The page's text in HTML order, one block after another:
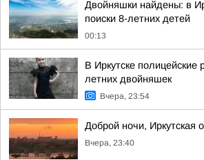
Двойняшки найдены: в
поиски 8-летних детей
00:13
В Иркутске полицейские
летних двойняшек
Вчера, 23:54
Доброй ночи, Иркутская
Вчера, 23:40